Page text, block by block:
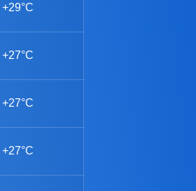
+29°C
+27°C
+27°C
+27°C